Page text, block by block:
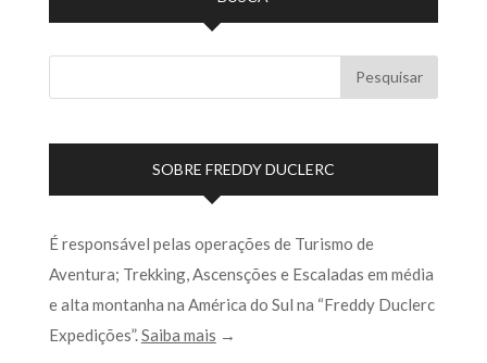
SOBRE FREDDY DUCLERC
É responsável pelas operações de Turismo de
Aventura; Trekking, Ascensções e Escaladas em média
e alta montanha na América do Sul na “Freddy Duclerc
Expedições”.Saiba mais →